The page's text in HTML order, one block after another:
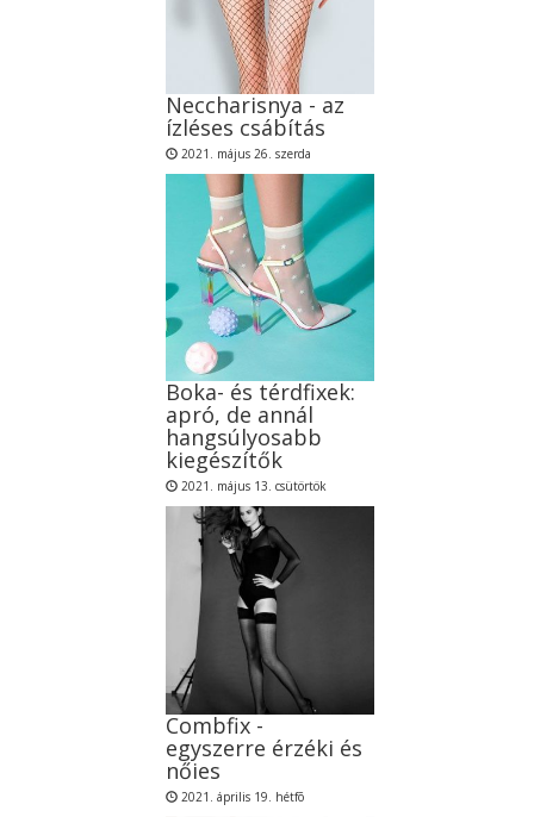
Neccharisnya - az
ízléses csábítás
2021. május 26. szerda
Boka- és térdfixek:
apró, de annál
hangsúlyosabb
kiegészítők
2021. május 13. csütörtök
Combfix -
egyszerre érzéki és
nőies
2021. április 19. hétfõ